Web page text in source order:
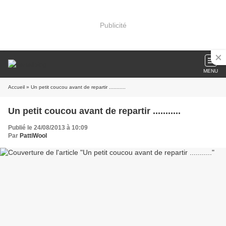
Publicité
MENU
Accueil » Un petit coucou avant de repartir ...........
Un petit coucou avant de repartir ...........
Publié le 24/08/2013 à 10:09
Par PattiWool